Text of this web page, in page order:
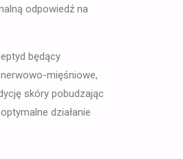
odpowiedź na
będący
mięśniowe,
skóry pobudzając
działanie